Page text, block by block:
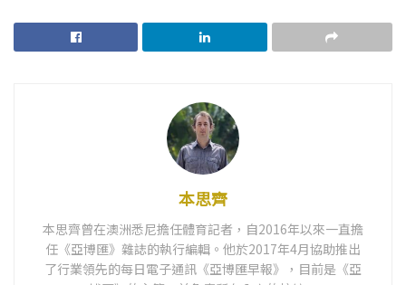
本思齊
本思齊曾在澳洲悉尼擔任體育記者，自2016年以來一直擔
任《亞博匯》雜誌的執行編輯。他於2017年4月協助推出
了行業領先的每日電子通訊《亞博匯早報》，目前是《亞